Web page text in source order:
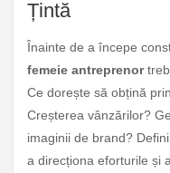
Țintă
Înainte de a începe
femeie antreprenor
Ce dorește să obțină
Creșterea vânzărilor?
imaginii de brand?
a direcționa eforturile și